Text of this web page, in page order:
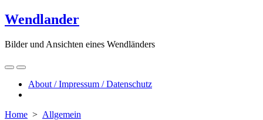
Skip
to
Wendlander
Bilder und Ansichten eines Wendländers
Search
Toggle
Menu
About / Impressum / Datenschutz
Home > Allgemein